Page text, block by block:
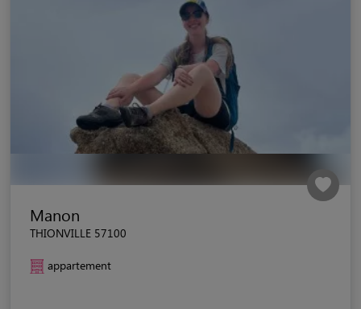
Manon
THIONVILLE 57100
appartement